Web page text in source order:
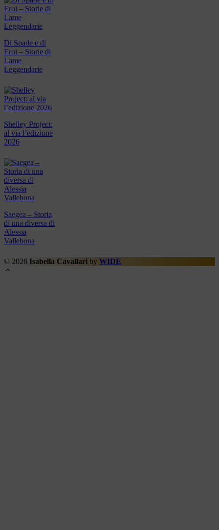
Di Spade e di
Eroi – Storie di
Lame
Leggendarie
Shelley Project:
al via l’edizione
2026
Saegea – Storia
di una diversa di
Alessia
Vallebona
© 2026 Isabella Cavallari by WIDE